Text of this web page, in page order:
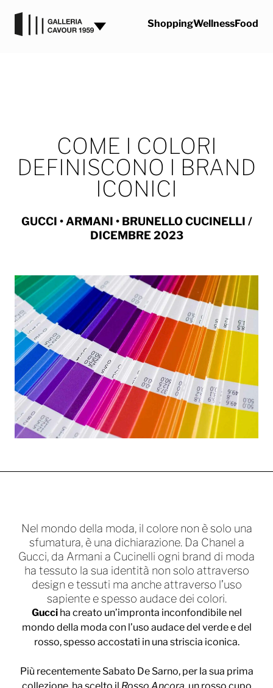
ShoppingWellnessFood
COME I COLORI
DEFINISCONO I BRAND
ICONICI
GUCCI • ARMANI • BRUNELLO CUCINELLI /
DICEMBRE 2023
Nel mondo della moda, il colore non è solo una
sfumatura, è una dichiarazione. Da Chanel a
Gucci, da Armani a Cucinelli ogni brand di moda
ha tessuto la sua identità non solo attraverso
design e tessuti ma anche attraverso l’uso
sapiente e spesso audace dei colori.
Gucciha creato un’impronta inconfondibile nel
mondo della moda con l’uso audace del verde e del
rosso, spesso accostati in una striscia iconica.
Più recentemente Sabato De Sarno, per la sua prima
collezione, ha scelto il Rosso Ancora, un rosso cupo